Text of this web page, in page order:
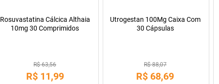
Rosuvastatina Cálcica Althaia
10mg 30 Comprimidos
R$ 63,56
R$ 11,99
Utrogestan 100Mg Caixa Com
30 Cápsulas
R$ 88,07
R$ 68,69